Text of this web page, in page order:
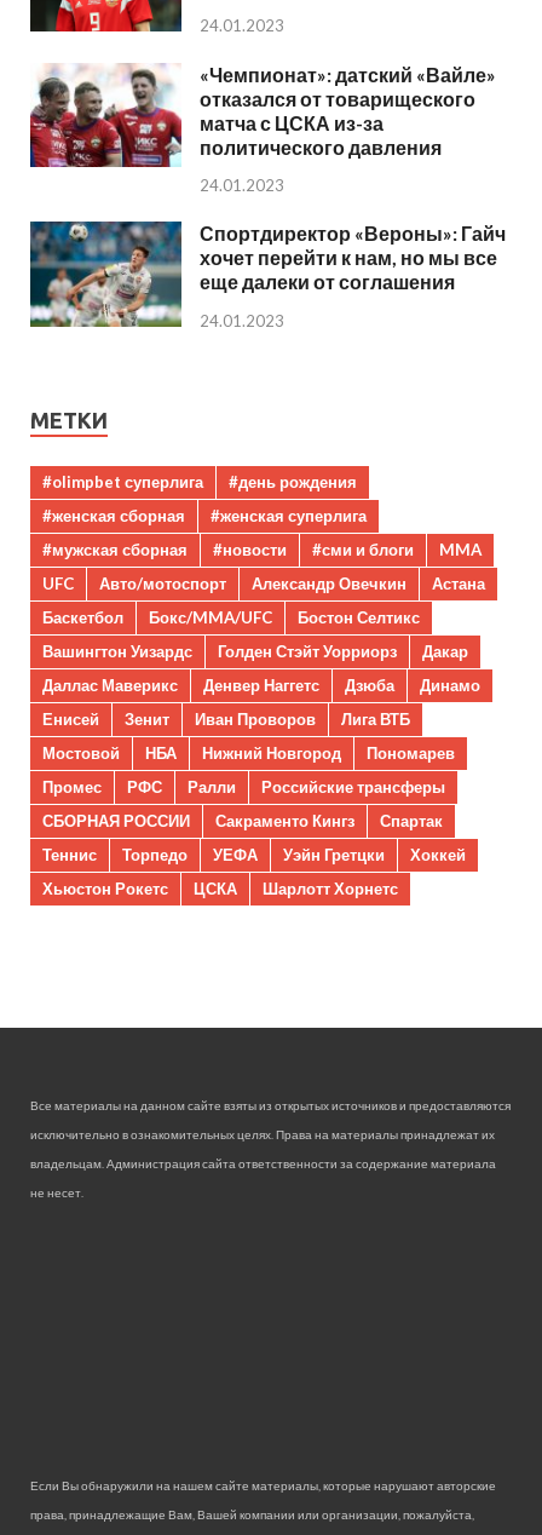
24.01.2023
«Чемпионат»: датский «Вайле»
отказался от товарищеского
матча с ЦСКА из-за
политического давления
24.01.2023
Спортдиректор «Вероны»: Гайч
хочет перейти к нам, но мы все
еще далеки от соглашения
24.01.2023
МЕТКИ
#olimpbet суперлига
#день рождения
#женская сборная
#женская суперлига
#мужская сборная
#новости #сми и блоги
MMA
UFC
Авто/мотоспорт Александр Овечкин
Астана
Баскетбол
Бокс/MMA/UFC
Бостон Селтикс
Вашингтон Уизардс
Голден Стэйт Уорриорз
Дакар
Даллас Маверикс
Денвер Наггетс Дзюба
Динамо
Енисей
Зенит Иван Проворов
Лига ВТБ
Мостовой
НБА Нижний Новгород
Пономарев
Промес
РФС Ралли
Российские трансферы
СБОРНАЯ РОССИИ
Сакраменто Кингз
Спартак
Теннис
Торпедо УЕФА Уэйн Гретцки
Хоккей
Хьюстон Рокетс
ЦСКА Шарлотт Хорнетс
Все материалы на данном сайте взяты из открытых источников и предоставляются
исключительно в ознакомительных целях. Права на материалы принадлежат их
владельцам. Администрация сайта ответственности за содержание материала
не несет.
Если Вы обнаружили на нашем сайте материалы, которые нарушают авторские
права, принадлежащие Вам, Вашей компании или организации, пожалуйста,